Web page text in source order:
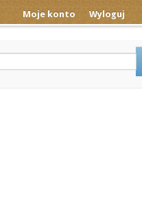
Moje konto Wyloguj